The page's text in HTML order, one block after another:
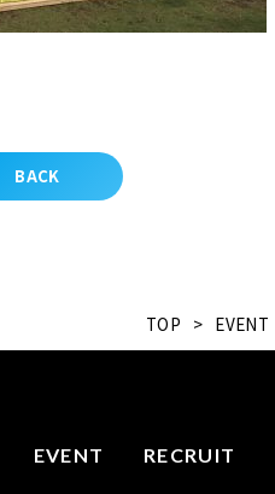
BACK
TOP > EVENT
EVENT RECRUIT